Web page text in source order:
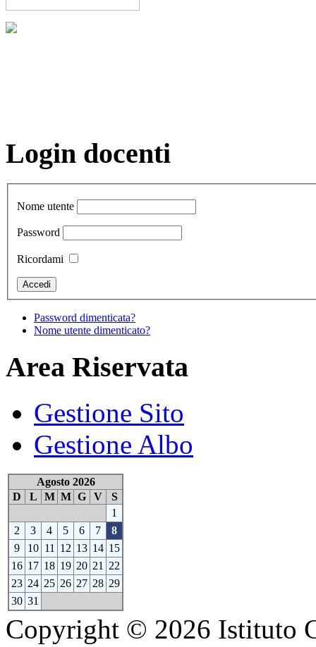
Login docenti
Nome utente
Password
Ricordami
Password dimenticata?
Nome utente dimenticato?
Area Riservata
Gestione Sito
Gestione Albo
Agosto 2026
D
L M M G V
S
1
2
3 4 5 6 7
8
9
10 11 12 13 14 15
16 17 18 19 20 21
22
23 24 25 26 27 28 29
30 31
Copyright © 2026 Istituto